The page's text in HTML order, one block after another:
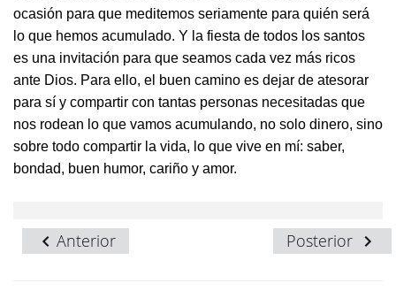
ocasión para que meditemos seriamente para quién será
lo que hemos acumulado. Y la fiesta de todos los santos
es una invitación para que seamos cada vez más ricos
ante Dios. Para ello, el buen camino es dejar de atesorar
para sí y compartir con tantas personas necesitadas que
nos rodean lo que vamos acumulando, no solo dinero, sino
sobre todo compartir la vida, lo que vive en mí: saber,
bondad, buen humor, cariño y amor.
Posterior
Anterior